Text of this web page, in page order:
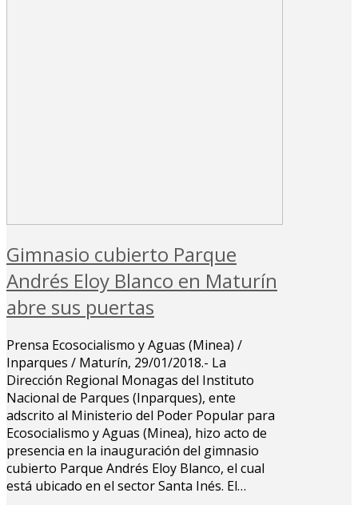
Gimnasio cubierto Parque
Andrés Eloy Blanco en Maturín
abre sus puertas
Prensa Ecosocialismo y Aguas (Minea) /
Inparques / Maturín, 29/01/2018.- La
Dirección Regional Monagas del Instituto
Nacional de Parques (Inparques), ente
adscrito al Ministerio del Poder Popular para
Ecosocialismo y Aguas (Minea), hizo acto de
presencia en la inauguración del gimnasio
cubierto Parque Andrés Eloy Blanco, el cual
está ubicado en el sector Santa Inés. El…